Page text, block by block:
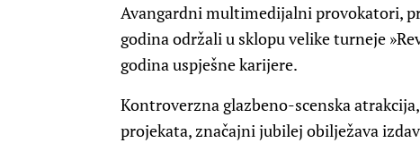
Avangardni multimedijalni provokatori,
godina održali u sklopu velike turneje
godina uspješne karijere.
Kontroverzna glazbeno-scenska
projekata, značajni jubilej obilježava